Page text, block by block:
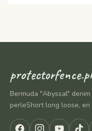
protectorfence.pl
Bermuda "Abyssal"
perleShort long loose,